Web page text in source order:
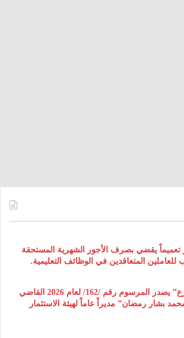
تعميماً يقضي بصرف الأجور الشهرية المستحقة
المتعاقدين في الوظائف التعليمية.
الرئيس “أحمد الشرع” يصدر المرسوم رقم /162/ لعام 2026 ‌القاضي
بشار رمضان” مديراً عاماً لهيئة ‌الاستثمار